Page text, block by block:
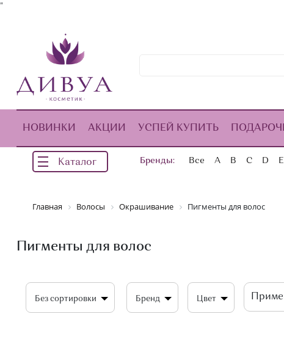
"
НОВИНКИ АКЦИИ УСПЕЙ КУПИТЬ
Каталог Бренды: Все A B C D E
Главная Волосы Окрашивание Пигменты для волос
Пигменты для волос
Без сортировки Бренд Цвет